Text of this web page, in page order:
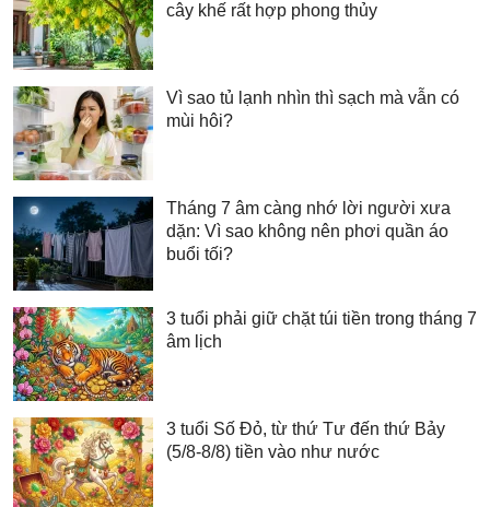
cây khế rất hợp phong thủy
Vì sao tủ lạnh nhìn thì sạch mà vẫn có
mùi hôi?
Tháng 7 âm càng nhớ lời người xưa
dặn: Vì sao không nên phơi quần áo
buổi tối?
3 tuổi phải giữ chặt túi tiền trong tháng 7
âm lịch
3 tuổi Số Đỏ, từ thứ Tư đến thứ Bảy
(5/8-8/8) tiền vào như nước